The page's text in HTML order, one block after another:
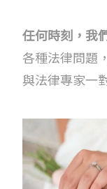
任何時刻，我
各種法律問題
與法律專家一